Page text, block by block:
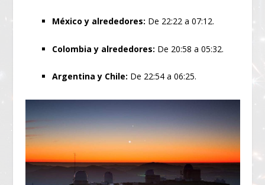
México y alrededores: De 22:22 a 07:12.
Colombia y alrededores: De 20:58 a 05:32.
Argentina y Chile: De 22:54 a 06:25.